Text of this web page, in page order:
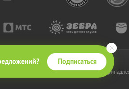
Подписаться
права защищены.
"КупиКупон" и на сайт www.kupikupon.ru